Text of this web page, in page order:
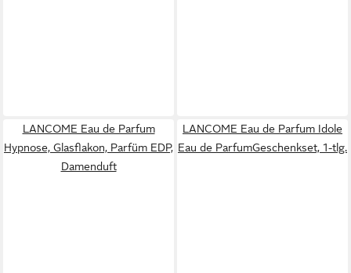
LANCOME Eau de Parfum
Hypnose, Glasflakon, Parfüm EDP,
Damenduft
LANCOME Eau de Parfum Idole
Eau de ParfumGeschenkset, 1-tlg.